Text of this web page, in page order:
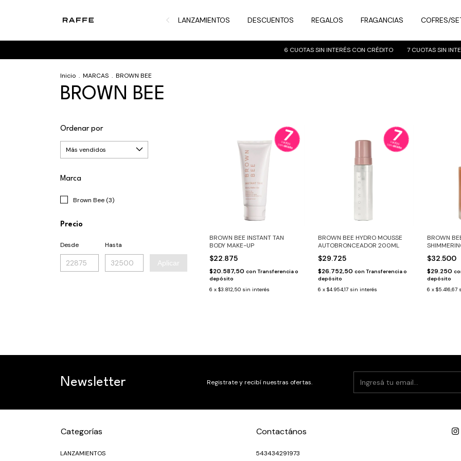
LANZAMIENTOS DESCUENTOS REGALOS FRAGANCIAS COFRES/
6 CUOTAS SIN INTERÉS CON CRÉDITO 7 CUOTAS SIN
Inicio . MARCAS . BROWN BEE
BROWN BEE
Ordenar por
Marca
Brown Bee (3)
Precio
Desde Hasta
Aplicar
BROWN BEE INSTANT TAN
BODY MAKE-UP
$22.875
$20.587,50 con Transferencia o
depósito
6 x $3.812,50 sin interés
BROWN BEE HYDRO MOUSSE
AUTOBRONCEADOR 200ML
$29.725
$26.752,50con Transferencia o
depósito
6 x$4.954,17 sin interés
BROWN
$32.500
$29.250
depósito
6 x $5.416,67
Newsletter Registrate y recibí nuestras ofertas.
Categorías
LANZAMIENTOS
Contactános
543434291973